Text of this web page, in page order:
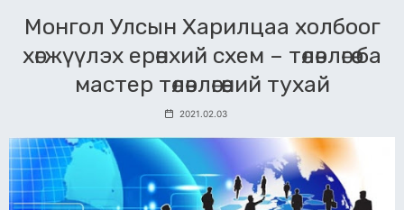
Монгол Улсын Харилцаа холбоог
хөгжүүлэх ерөнхий схем – төлөвлөгөө ба
мастер төлөвлөгөөний тухай
2021.02.03